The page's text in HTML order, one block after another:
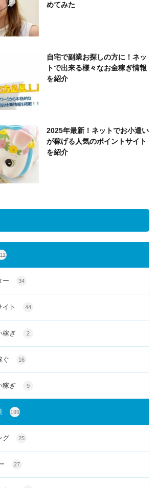
めてみた
自宅で副業お探しの方に！ネッ
トで出来る様々なお金稼ぎ情報
を紹介
2025年最新！ネットでお小遣い
が稼げる人気のポイントサイト
を紹介
ー 34
イト 44
稼ぎ 2
ぐ 16
稼ぎ 9
199
グ 25
27